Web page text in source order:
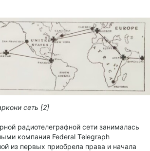
сеть [2]
радиотелеграфной сети занималась
компания Federal Telegraph
из первых приобрела права и начала